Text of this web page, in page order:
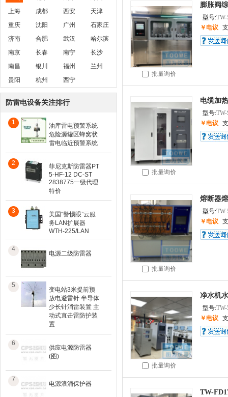
上海
成都 西安
天津
重庆
沈阳 广州
石家庄
济南
合肥 武汉
哈尔滨
南京
长春 南宁
长沙
南昌
银川 福州
兰州
贵阳
杭州 西宁
防雷电设备关注排行
1
油库雷电预警系统
危险源罐区蜂窝状
雷电临近预警系统
2
菲尼克斯防雷器PT
5-HF-12 DC-ST
2838775一级代理
特价
3
美国“警惕眼”云服
务LAN扩展器
WTH-225/LAN
4
电源二级防雷器
5
变电站3米提前预
放电避雷针 半导体
少长针消雷装置 主
动式直击雷防护装
置
6
供应电源防雷器
(图)
7
电源浪涌保护器
批量询价
膨胀阀
型号:
￥电议
批量询价
电缆加
型号:TW-
￥电议
批量询价
熔断器
型号:
￥电议
批量询价
净水机
型号:
￥电议
TW-